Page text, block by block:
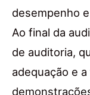
desempenho
Ao final da
de auditoria,
adequação e